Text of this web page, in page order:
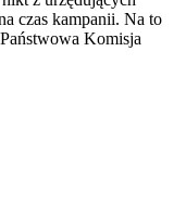
czas kampanii. Na to
Komisja